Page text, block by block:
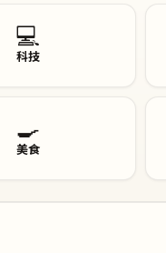
💻
科技
🍳
美食